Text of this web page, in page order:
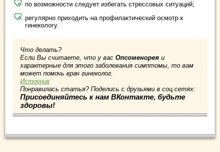
по возможности следует избегать стрессовых ситуаций;
регулярно приходить на профилактический осмотр к
гинекологу.
Что делать?
Если Вы считаете, что у вас Опсоменорея и
характерные для этого заболевания симптомы, то вам
может помочь врач гинеколог.
Источник
Понравилась статья? Поделись с друзьями в соц.сетях:
Присоединяйтесь к нам ВКонтакте, будьте
здоровы!